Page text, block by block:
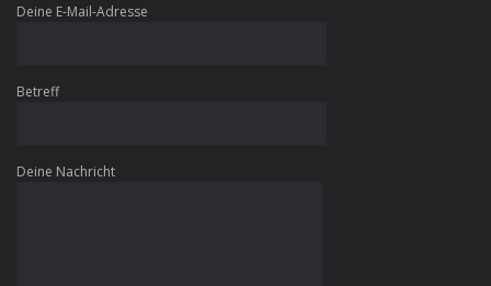
Deine E-Mail-Adresse
Betreff
Deine Nachricht